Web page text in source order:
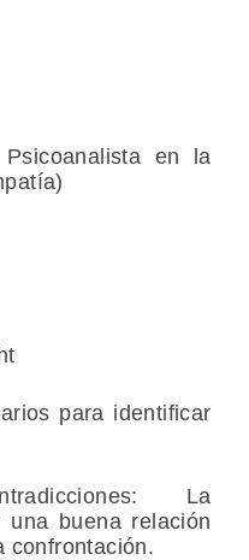
en la
para identificar
La
una buena relación
confrontación.